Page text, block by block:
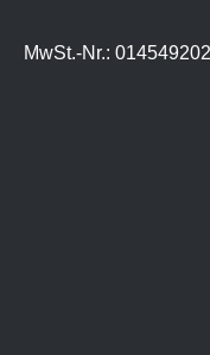
MwSt.-Nr.: